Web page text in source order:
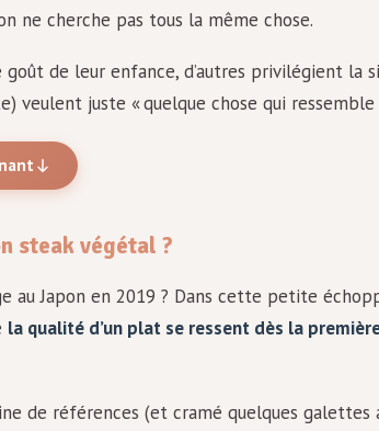
ne cherche pas tous la même chose.
de leur enfance, d’autres privilégient la
veulent juste « quelque chose qui ressemble
steak végétal ?
au Japon en 2019 ? Dans cette petite
la qualité d’un plat se ressent dès la
de références (et cramé quelques galettes